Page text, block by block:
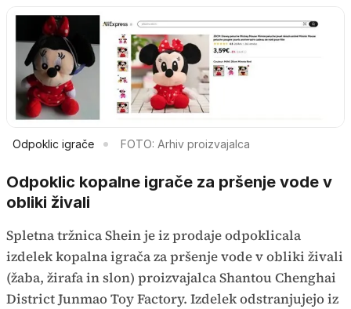
Odpoklic igrače FOTO: Arhiv proizvajalca
Odpoklic kopalne igrače za pršenje vode v
obliki živali
Spletna tržnica Shein je iz prodaje odpoklicala
izdelek kopalna igrača za pršenje vode v obliki živali
(žaba, žirafa in slon) proizvajalca Shantou Chenghai
District Junmao Toy Factory. Izdelek odstranjujejo iz